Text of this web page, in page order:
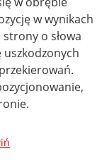
w wynikach
o słowa
uszkodzonych